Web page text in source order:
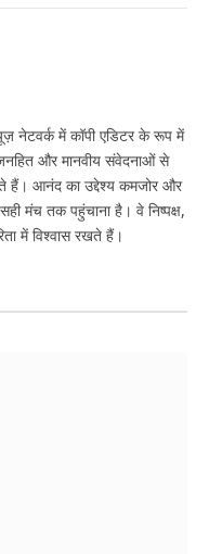
नेटवर्क में कॉपी एडिटर के रूप में
जनहित और मानवीय संवेदनाओं से
हैं। आनंद का उद्देश्य कमजोर और
मंच तक पहुंचाना है। वे निष्पक्ष,
में विश्वास रखते हैं।